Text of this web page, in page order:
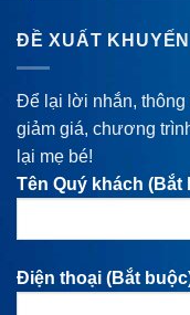
ĐỀ XUẤT
Để lại lời nhắn, thông
giảm giá, chương
lại mẹ bé!
Tên Quý khách (Bắt
Điện thoại (Bắt